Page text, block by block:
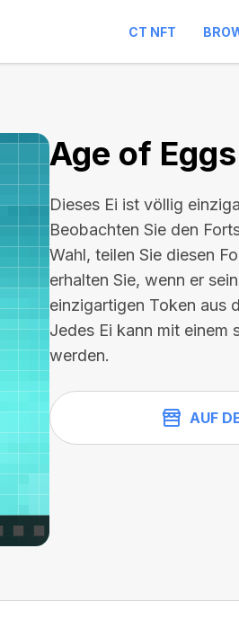
CT NFT
Age of
Dieses Ei ist völlig
Beobachten Sie den
Wahl, teilen Sie diesen
erhalten Sie, wenn er
einzigartigen Token aus
Jedes Ei kann mit einem
werden.
AUF